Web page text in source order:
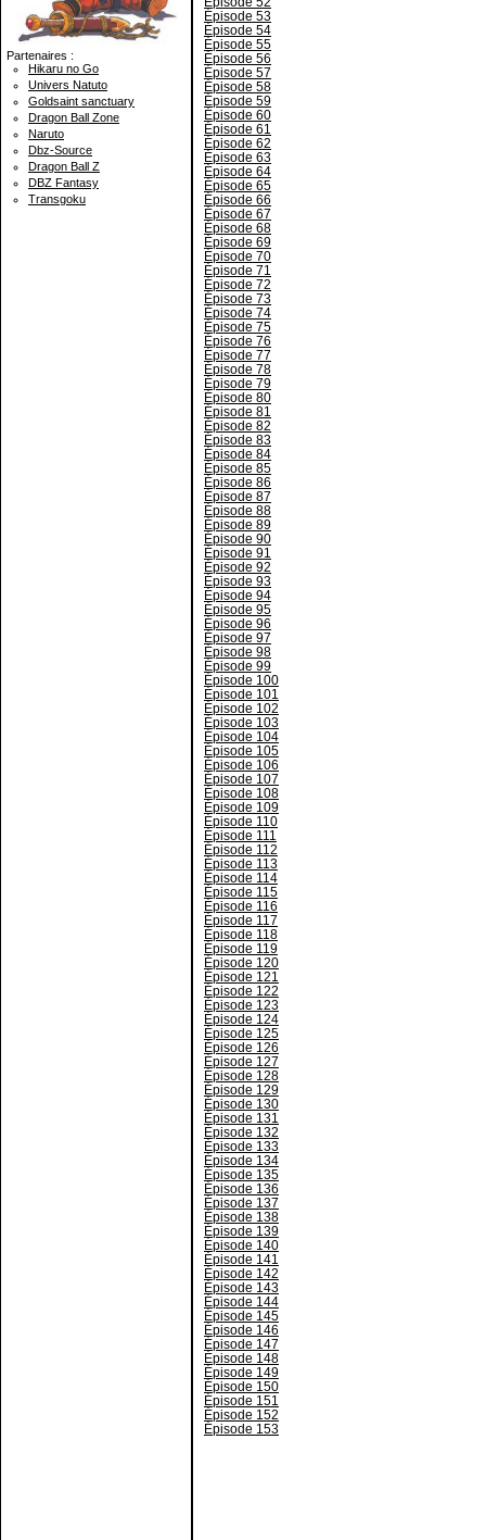
Partenaires :
Hikaru no Go
Univers Natuto
Goldsaint sanctuary
Dragon Ball Zone
Naruto
Dbz-Source
Dragon Ball Z
DBZ Fantasy
Transgoku
Épisode 53
Épisode 54
Épisode 55
Épisode 56
Épisode 57
Épisode 58
Épisode 59
Épisode 60
Épisode 61
Épisode 62
Épisode 63
Épisode 64
Épisode 65
Épisode 66
Épisode 67
Épisode 68
Épisode 69
Épisode 70
Épisode 71
Épisode 72
Épisode 73
Épisode 74
Épisode 75
Épisode 76
Épisode 77
Épisode 78
Épisode 79
Épisode 80
Épisode 81
Épisode 82
Épisode 83
Épisode 84
Épisode 85
Épisode 86
Épisode 87
Épisode 88
Épisode 89
Épisode 90
Épisode 91
Épisode 92
Épisode 93
Épisode 94
Épisode 95
Épisode 96
Épisode 97
Épisode 98
Épisode 99
Épisode 100
Épisode 101
Épisode 102
Épisode 103
Épisode 104
Épisode 105
Épisode 106
Épisode 107
Épisode 108
Épisode 109
Épisode 110
Épisode 111
Épisode 112
Épisode 113
Épisode 114
Épisode 115
Épisode 116
Épisode 117
Épisode 118
Épisode 119
Épisode 120
Épisode 121
Épisode 122
Épisode 123
Épisode 124
Épisode 125
Épisode 126
Épisode 127
Épisode 128
Épisode 129
Épisode 130
Épisode 131
Épisode 132
Épisode 133
Épisode 134
Épisode 135
Épisode 136
Épisode 137
Épisode 138
Épisode 139
Épisode 140
Épisode 141
Épisode 142
Épisode 143
Épisode 144
Épisode 145
Épisode 146
Épisode 147
Épisode 148
Épisode 149
Épisode 150
Épisode 151
Épisode 152
Épisode 153